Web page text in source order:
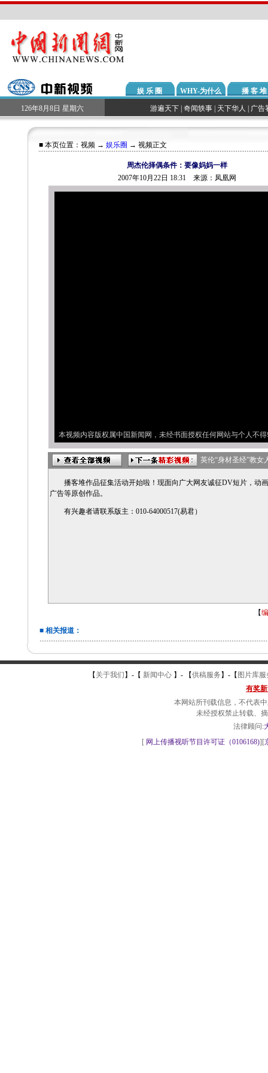
娱 乐 圈 WHY-为什么 播 客 堆
126年8月8日 星期六 游遍天下 奇闻轶事 天下华人 广告
■ 本页位置： 视频 → 娱乐圈 → 视频正文
周杰伦择偶条件：要像妈妈一样
2007年10月22日 18:31 来源：凤凰网
本视频内容版权属中国新闻网，未经书面授权任何网站与个人不
英伦“身材圣经”教女
播客堆作品征集活动开始啦！现面向广大网友诚征DV短片，动
广告等原创作品。
有兴趣者请联系版主：010-64000517(易君）
【
■ 相关报道：
【 关于我们 】-【 新闻中心 】- 【供稿服务 】-【 图片库服
有奖
本网站所刊载信息，不代表
未经授权禁止转载、
法律顾问:
[ 网上传播视听节目许可证（0106168)][